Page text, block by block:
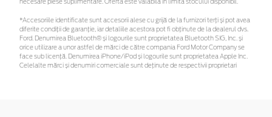
necesare piese suplimentare. Oferta este valabilă în limita stocului disponibil.
*Accesoriile identificate sunt accesorii alese cu grijă de la furnizori terți și pot avea
diferite condiții de garanție, iar detaliile acestora pot fi obținute de la dealerul dvs.
Ford. Denumirea Bluetooth® și logourile sunt proprietatea Bluetooth SIG, Inc. și
orice utilizare a unor astfel de mărci de către compania Ford Motor Company se
face sub licență. Denumirea iPhone/iPod și logourile sunt proprietatea Apple Inc.
Celelalte mărci și denumiri comerciale sunt deținute de respectivii proprietari